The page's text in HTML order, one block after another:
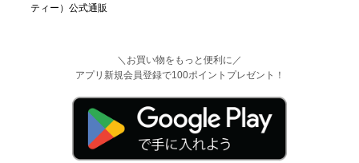
＼お買い物をもっと便利に／
アプリ新規会員登録で100ポイントプレゼント！